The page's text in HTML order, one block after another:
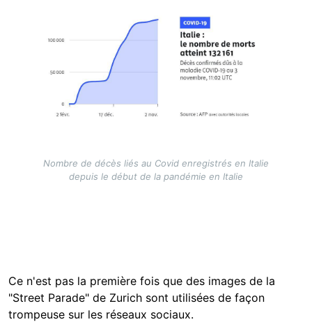
Nombre de décès liés au Covid enregistrés en Italie
depuis le début de la pandémie en Italie
Ce n'est pas la première fois que des images de la
"Street Parade" de Zurich sont utilisées de façon
trompeuse sur les réseaux sociaux.